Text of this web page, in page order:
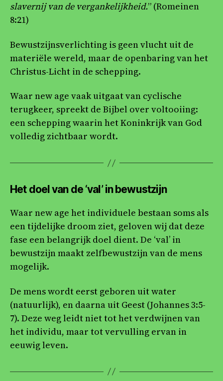
slavernij van de vergankelijkheid.” (Romeinen
8:21)
Bewustzijnsverlichting is geen vlucht uit de
materiële wereld, maar de openbaring van het
Christus-Licht in de schepping.
Waar new age vaak uitgaat van cyclische
terugkeer, spreekt de Bijbel over voltooiing:
een schepping waarin het Koninkrijk van God
volledig zichtbaar wordt.
Het doel van de ‘val’ in bewustzijn
Waar new age het individuele bestaan soms als
een tijdelijke droom ziet, geloven wij dat deze
fase een belangrijk doel dient. De ‘val’ in
bewustzijn maakt zelfbewustzijn van de mens
mogelijk.
De mens wordt eerst geboren uit water
(natuurlijk), en daarna uit Geest (Johannes 3:5-
7). Deze weg leidt niet tot het verdwijnen van
het individu, maar tot vervulling ervan in
eeuwig leven.